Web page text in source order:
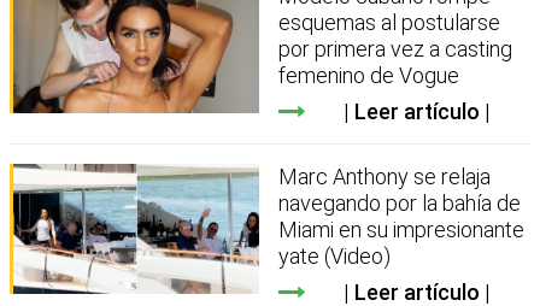
esquemas al postularse
por primera vez a casting
femenino de Vogue
Leer artículo
Marc Anthony se relaja
navegando por la bahía de
Miami en su impresionante
yate (Video)
Leer artículo